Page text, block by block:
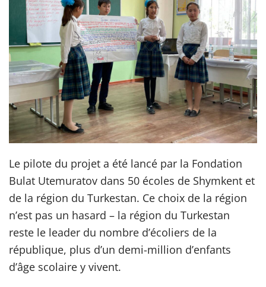
Le pilote du projet a été lancé par la Fondation
Bulat Utemuratov dans 50 écoles de Shymkent et
de la région du Turkestan. Ce choix de la région
n’est pas un hasard – la région du Turkestan
reste le leader du nombre d’écoliers de la
république, plus d’un demi-million d’enfants
d’âge scolaire y vivent.